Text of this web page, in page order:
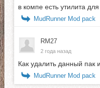
в компе есть утилита
MudRunner Mod pack
RM27
2 года назад
Как удалить данный пак
MudRunner Mod pack